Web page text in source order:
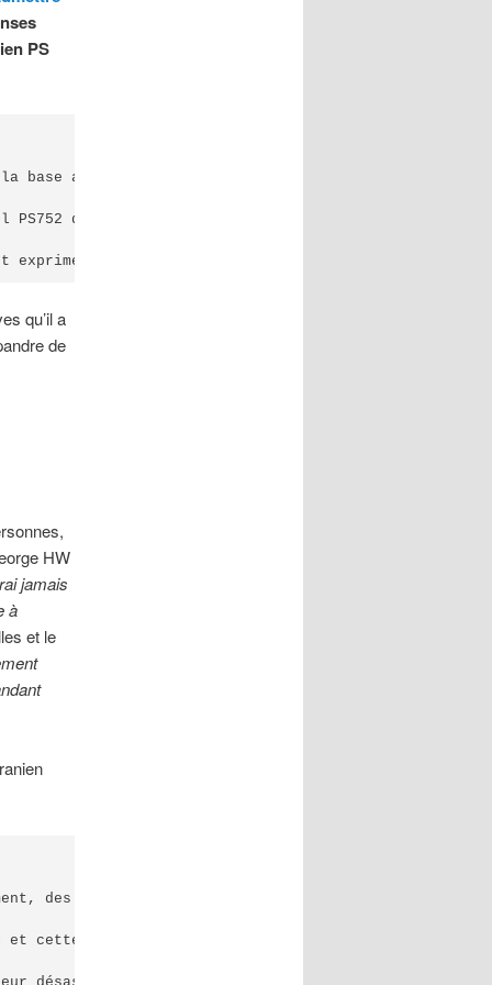
PS
la base américaine d’Ain al-Assad en Irak], les
de la compagnie aérienne ukrainienne a
exprime sa sympathie aux familles endeuillées
qu’il a
de
HW
jamais
à
et le
des missiles tirés en raison d'une erreur
cette erreur impardonnable concernant le # PS752